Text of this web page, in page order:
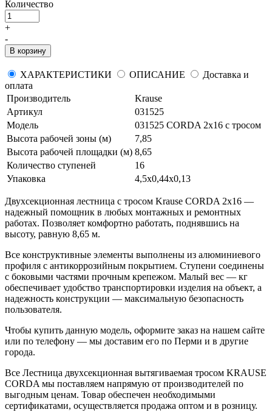
Количество
+
-
В корзину
ХАРАКТЕРИСТИКИ ОПИСАНИЕ
Доставка и
оплата
Производитель
Krause
Артикул
031525
Модель
031525 CORDA 2х16 с тросом
Высота рабочей зоны (м)
7,85
Высота рабочей площадки (м) 8,65
Количество ступеней
16
Упаковка
4,5х0,44х0,13
Двухсекционная лестница с тросом Krause CORDA 2х16 —
надежный помощник в любых монтажных и ремонтных
работах. Позволяет комфортно работать, поднявшись на
высоту, равную 8,65 м.
Все конструктивные элементы выполнены из алюминиевого
профиля с антикоррозийным покрытием. Ступени соединены
с боковыми частями прочным крепежом. Малый вес — кг
обеспечивает удобство транспортировки изделия на объект, а
надежность конструкции — максимальную безопасность
пользователя.
Чтобы купить данную модель, оформите заказ на нашем сайте
или по телефону — мы доставим его по Перми и в другие
города.
Все Лестница двухсекционная вытягиваемая тросом KRAUSE
CORDA мы поставляем напрямую от производителей по
выгодным ценам. Товар обеспечен необходимыми
сертификатами, осуществляется продажа оптом и в розницу.